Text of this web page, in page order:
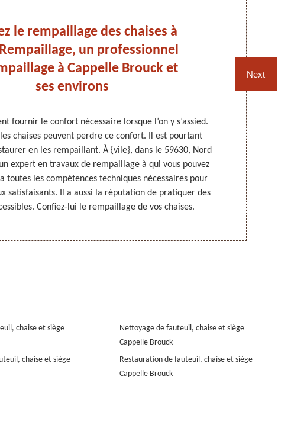
le rempaillage des chaises à
un professionnel
à Cappelle Brouck et
ses environs
fournir le confort nécessaire lorsque l’on y s’assied.
chaises peuvent perdre ce confort. Il est pourtant
en les rempaillant. À {vile}, dans le 59630, Nord
expert en travaux de rempaillage à qui vous pouvez
toutes les compétences techniques nécessaires pour
satisfaisants. Il a aussi la réputation de pratiquer des
Confiez-lui le rempaillage de vos chaises.
Next
chaise et siège
chaise et siège
Nettoyage de fauteuil, chaise et siège
Cappelle Brouck
Restauration de fauteuil, chaise et siège
Cappelle Brouck